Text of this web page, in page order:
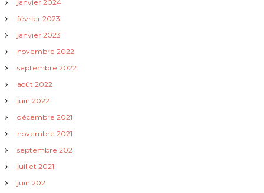
n
d
e
l
’
a
r
janvier 2024
février 2023
janvier 2023
novembre 2022
septembre 2022
août 2022
juin 2022
décembre 2021
novembre 2021
septembre 2021
juillet 2021
juin 2021